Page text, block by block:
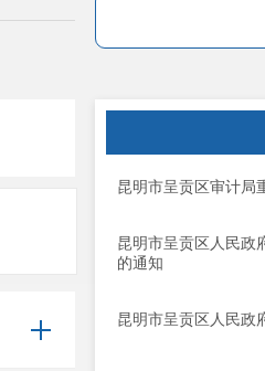
昆明市呈贡区审计局
昆明市呈贡区人民政
的通知
昆明市呈贡区人民政